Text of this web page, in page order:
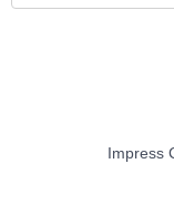
Impress